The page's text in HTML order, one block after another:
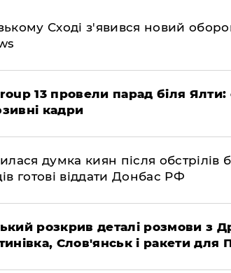
Сході з'явився новий
13 провели парад біля Ялти:
кадри
думка киян після обстрілів
готові віддати Донбас РФ
розкрив деталі розмови з
Слов'янськ і ракети для